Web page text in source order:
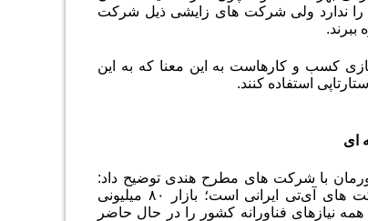
ندارد ولی شرکت های زایشی ذیل شرکت
.
کسب و کارهاست به این معنا که به این
استفاده کنند.
ای
با شرکت های مطرح هندی توضیح داد:
دغدغه وزیر ارتباطات، منطقه ای یا حتی بین المللی کردن بازار محصولات و خدمات شرکت های آی‌تی ایرانی است؛ بازار ۸۰ میلیونی
نیازهای فناورانه کشور را در حال حاضر